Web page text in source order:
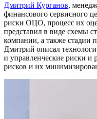
Дмитрий Курганов,
финансового сервисного
риски ОЦО, процесс их
представил в виде схемы
компании, а также стадии
Дмитрий описал
и управленческие риски и
рисков и их